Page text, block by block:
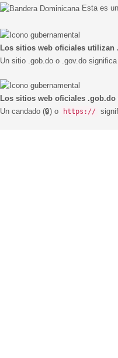
Esta es
Los sitios web oficiales utilizan
Un sitio .gob.do o .gov.do
Los sitios web oficiales
Un candado (🔒) o
https://